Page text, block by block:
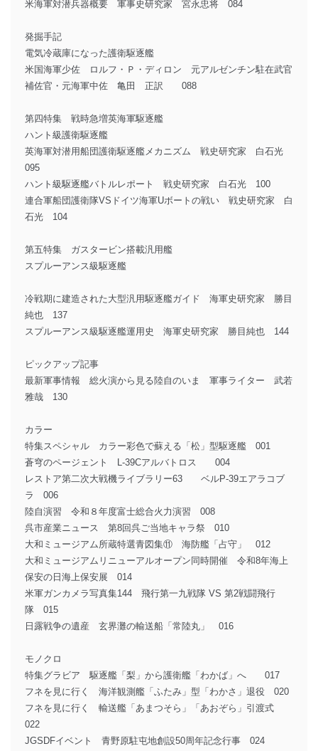
米海軍対潜兵器概要 軍事史研究家 宮永忠将 084
発掘手記
電気冷蔵庫になった護衛駆逐艦
米国海軍少佐 ロルフ・Ｐ・ディロン 元アルゼンチン駐在武官
補佐官・元海軍中佐 亀田 正訳 088
第四特集 戦時急増英海軍駆逐艦
ハント級護衛駆逐艦
英海軍対潜用船団護衛駆逐艦メカニズム 戦史研究家 白石光
095
ハント級駆逐艦バトルレポート 戦史研究家 白石光 100
連合軍船団護衛隊VSドイツ海軍Uボートの戦い 戦史研究家 白
石光 104
第五特集 ガスタービン搭載汎用艦
スプルーアンス級駆逐艦
冷戦期に建造された大型汎用駆逐艦ガイド 海軍史研究家 勝目
純也 137
スプルーアンス級駆逐艦運用史 海軍史研究家 勝目純也 144
ピックアップ記事
最新軍事情報 総火演から見る陸自のいま 軍事ライター 武若
雅哉 130
カラー
特集スペシャル カラー彩色で蘇える「松」型駆逐艦 001
蒼穹のページェント L-39Cアルバトロス 004
レストア第二次大戦機ライブラリー63 ベルP-39エアラコブ
ラ 006
陸自演習 令和８年度富士総合火力演習 008
呉市産業ニュース 第8回呉ご当地キャラ祭 010
大和ミュージアム所蔵特選青図集⑪ 海防艦「占守」 012
大和ミュージアムリニューアルオープン同時開催 令和8年海上
保安の日海上保安展 014
米軍ガンカメラ写真集144 飛行第一九戦隊 VS 第2戦闘飛行
隊 015
日露戦争の遺産 玄界灘の輸送船「常陸丸」 016
モノクロ
特集グラビア 駆逐艦「梨」から護衛艦「わかば」へ 017
フネを見に行く 海洋観測艦「ふたみ」型「わかさ」退役 020
フネを見に行く 輸送艦「あまつそら」「あおぞら」引渡式
022
JGSDFイベント 青野原駐屯地創設50周年記念行事 024